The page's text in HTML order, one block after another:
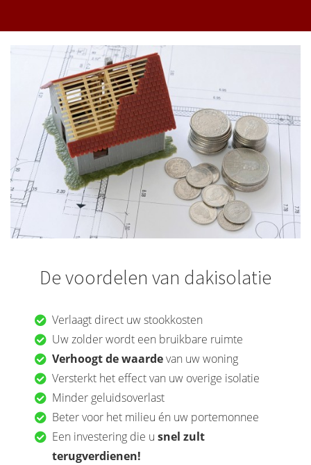
De voordelen van dakisolatie
Verlaagt direct uw stookkosten
Uw zolder wordt een bruikbare ruimte
Verhoogt de waardevan uw woning
Versterkt het effect van uw overige isolatie
Minder geluidsoverlast
Beter voor het milieu én uw portemonnee
Een investering die u snel zult
terugverdienen!